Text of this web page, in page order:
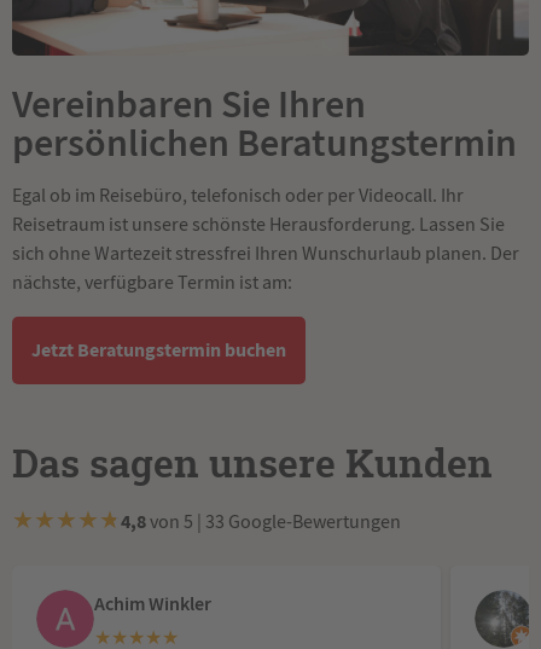
Vereinbaren Sie Ihren
persönlichen Beratungstermin
Egal ob im Reisebüro, telefonisch oder per Videocall. Ihr
Reisetraum ist unsere schönste Herausforderung. Lassen Sie
sich ohne Wartezeit stressfrei Ihren Wunschurlaub planen. Der
nächste, verfügbare Termin ist am:
Jetzt Beratungstermin buchen
Das sagen unsere Kunden
★★★★★4,8von 5 | 33 Google-Bewertungen
Achim Winkler
★★★★★